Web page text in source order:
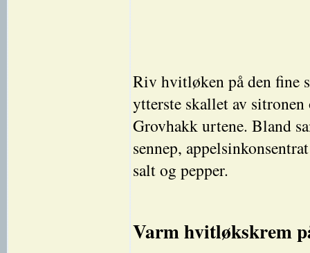
Riv hvitløken på den fine
ytterste skallet av sitronen
Grovhakk urtene. Bland
sennep,
salt og pepper.
Varm hvitløkskrem